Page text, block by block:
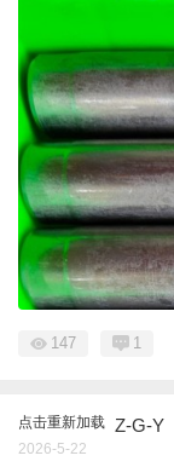
147 1
点击重新加载 Z-G-Y
2026-5-22